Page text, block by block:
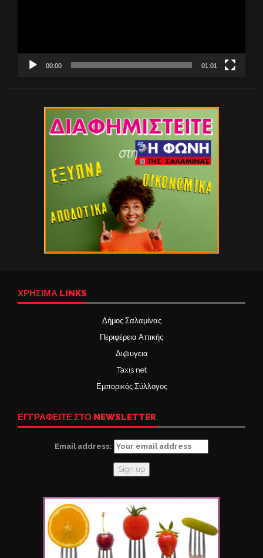
00:00 01:01
ΧΡΉΣΙΜΑ LINKS
Δήμος Σαλαμίνας
Περιφέρεια Αττικής
Δι@υγεια
Taxis net
Εμπορικός Σύλλογος
ΕΓΓΡΑΦΕΙΤΕ ΣΤΟ NEWSLETTER
Email address: